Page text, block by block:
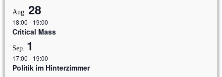
Aug. 28
18:00 - 19:00
Critical Mass
Sep. 1
17:00 - 19:00
Politik im Hinterzimmer